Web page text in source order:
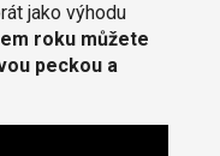
jako výhodu
roku můžete
peckou a